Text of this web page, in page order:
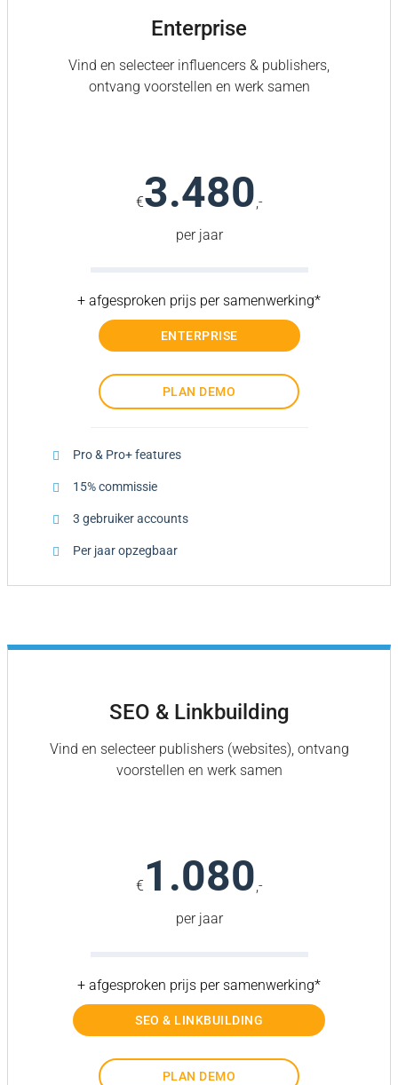
Enterprise
Vind en selecteer influencers & publishers,
ontvang voorstellen en werk samen
€3.480 ,-
per jaar
+ afgesproken prijs per samenwerking*
ENTERPRISE
PLAN DEMO
Pro & Pro+ features
15% commissie
3 gebruiker accounts
Per jaar opzegbaar
SEO & Linkbuilding
Vind en selecteer publishers(websites), ontvang
voorstellen en werk samen
€ 1.080,-
per jaar
+ afgesproken prijs per samenwerking*
SEO & LINKBUILDING
PLAN DEMO